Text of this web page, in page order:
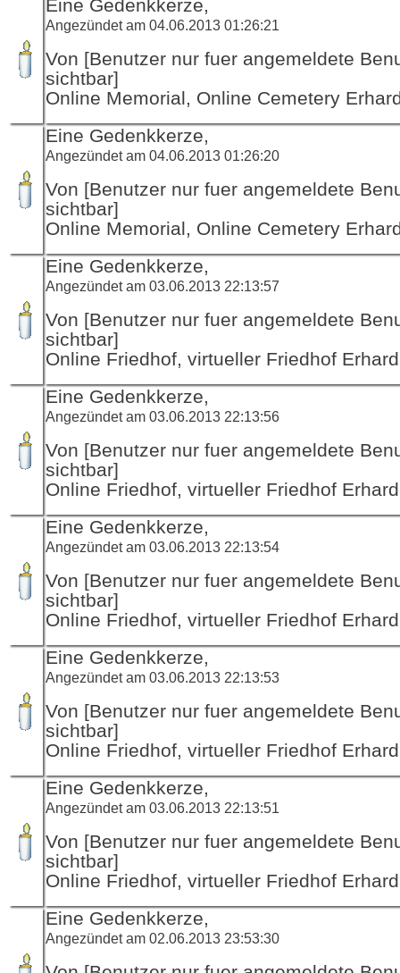
Eine Gedenkkerze,
Angezündet am 04.06.2013 01:26:21
Von [Benutzer nur fuer angemeldete
sichtbar]
Online Memorial, Online Cemetery
Eine Gedenkkerze,
Angezündet am 04.06.2013 01:26:20
Von [Benutzer nur fuer angemeldete
sichtbar]
Online Memorial, Online Cemetery
Eine Gedenkkerze,
Angezündet am 03.06.2013 22:13:57
Von [Benutzer nur fuer angemeldete
sichtbar]
Online Friedhof, virtueller Friedhof
Eine Gedenkkerze,
Angezündet am 03.06.2013 22:13:56
Von [Benutzer nur fuer angemeldete
sichtbar]
Online Friedhof, virtueller Friedhof
Eine Gedenkkerze,
Angezündet am 03.06.2013 22:13:54
Von [Benutzer nur fuer angemeldete
sichtbar]
Online Friedhof, virtueller Friedhof
Eine Gedenkkerze,
Angezündet am 03.06.2013 22:13:53
Von [Benutzer nur fuer angemeldete
sichtbar]
Online Friedhof, virtueller Friedhof
Eine Gedenkkerze,
Angezündet am 03.06.2013 22:13:51
Von [Benutzer nur fuer angemeldete
sichtbar]
Online Friedhof, virtueller Friedhof
Eine Gedenkkerze,
Angezündet am 02.06.2013 23:53:30